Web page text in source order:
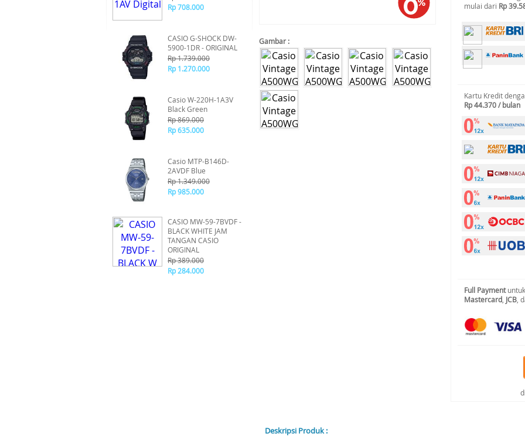
Rp 708.000
CASIO G-SHOCK DW-
5900-1DR - ORIGINAL
Rp 1.739.000
Rp 1.270.000
Casio W-220H-1A3V
Black Green
Rp 869.000
Rp 635.000
Casio MTP-B146D-
2AVDF Blue
Rp 1.349.000
Rp 985.000
CASIO MW-59-7BVDF -
BLACK WHITE JAM
TANGAN CASIO
ORIGINAL
Rp 389.000
Rp 284.000
Gambar :
mulai dari Rp
Kartu Kredit
Rp 44.370 / bulan
Full Payment
Mastercard JCB ,
Deskripsi Produk :